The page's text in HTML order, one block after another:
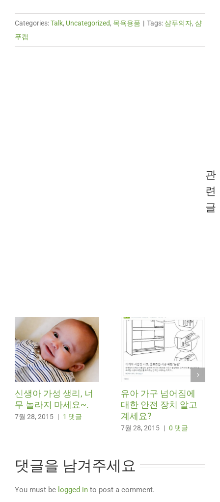
Categories:Talk, Uncategorized, 목욕용품 | Tags:샴푸의자, 샴
푸캡
관
련
글
신생아 가성 생리, 너
무 놀라지 마세요~.
7월 28, 2015 | 1 댓글
유아 가구 넘어짐에
대한 안전 장치 알고
계세요?
7월 28, 2015 | 0 댓글
댓글을 남겨주세요
You must be logged in to post a comment.